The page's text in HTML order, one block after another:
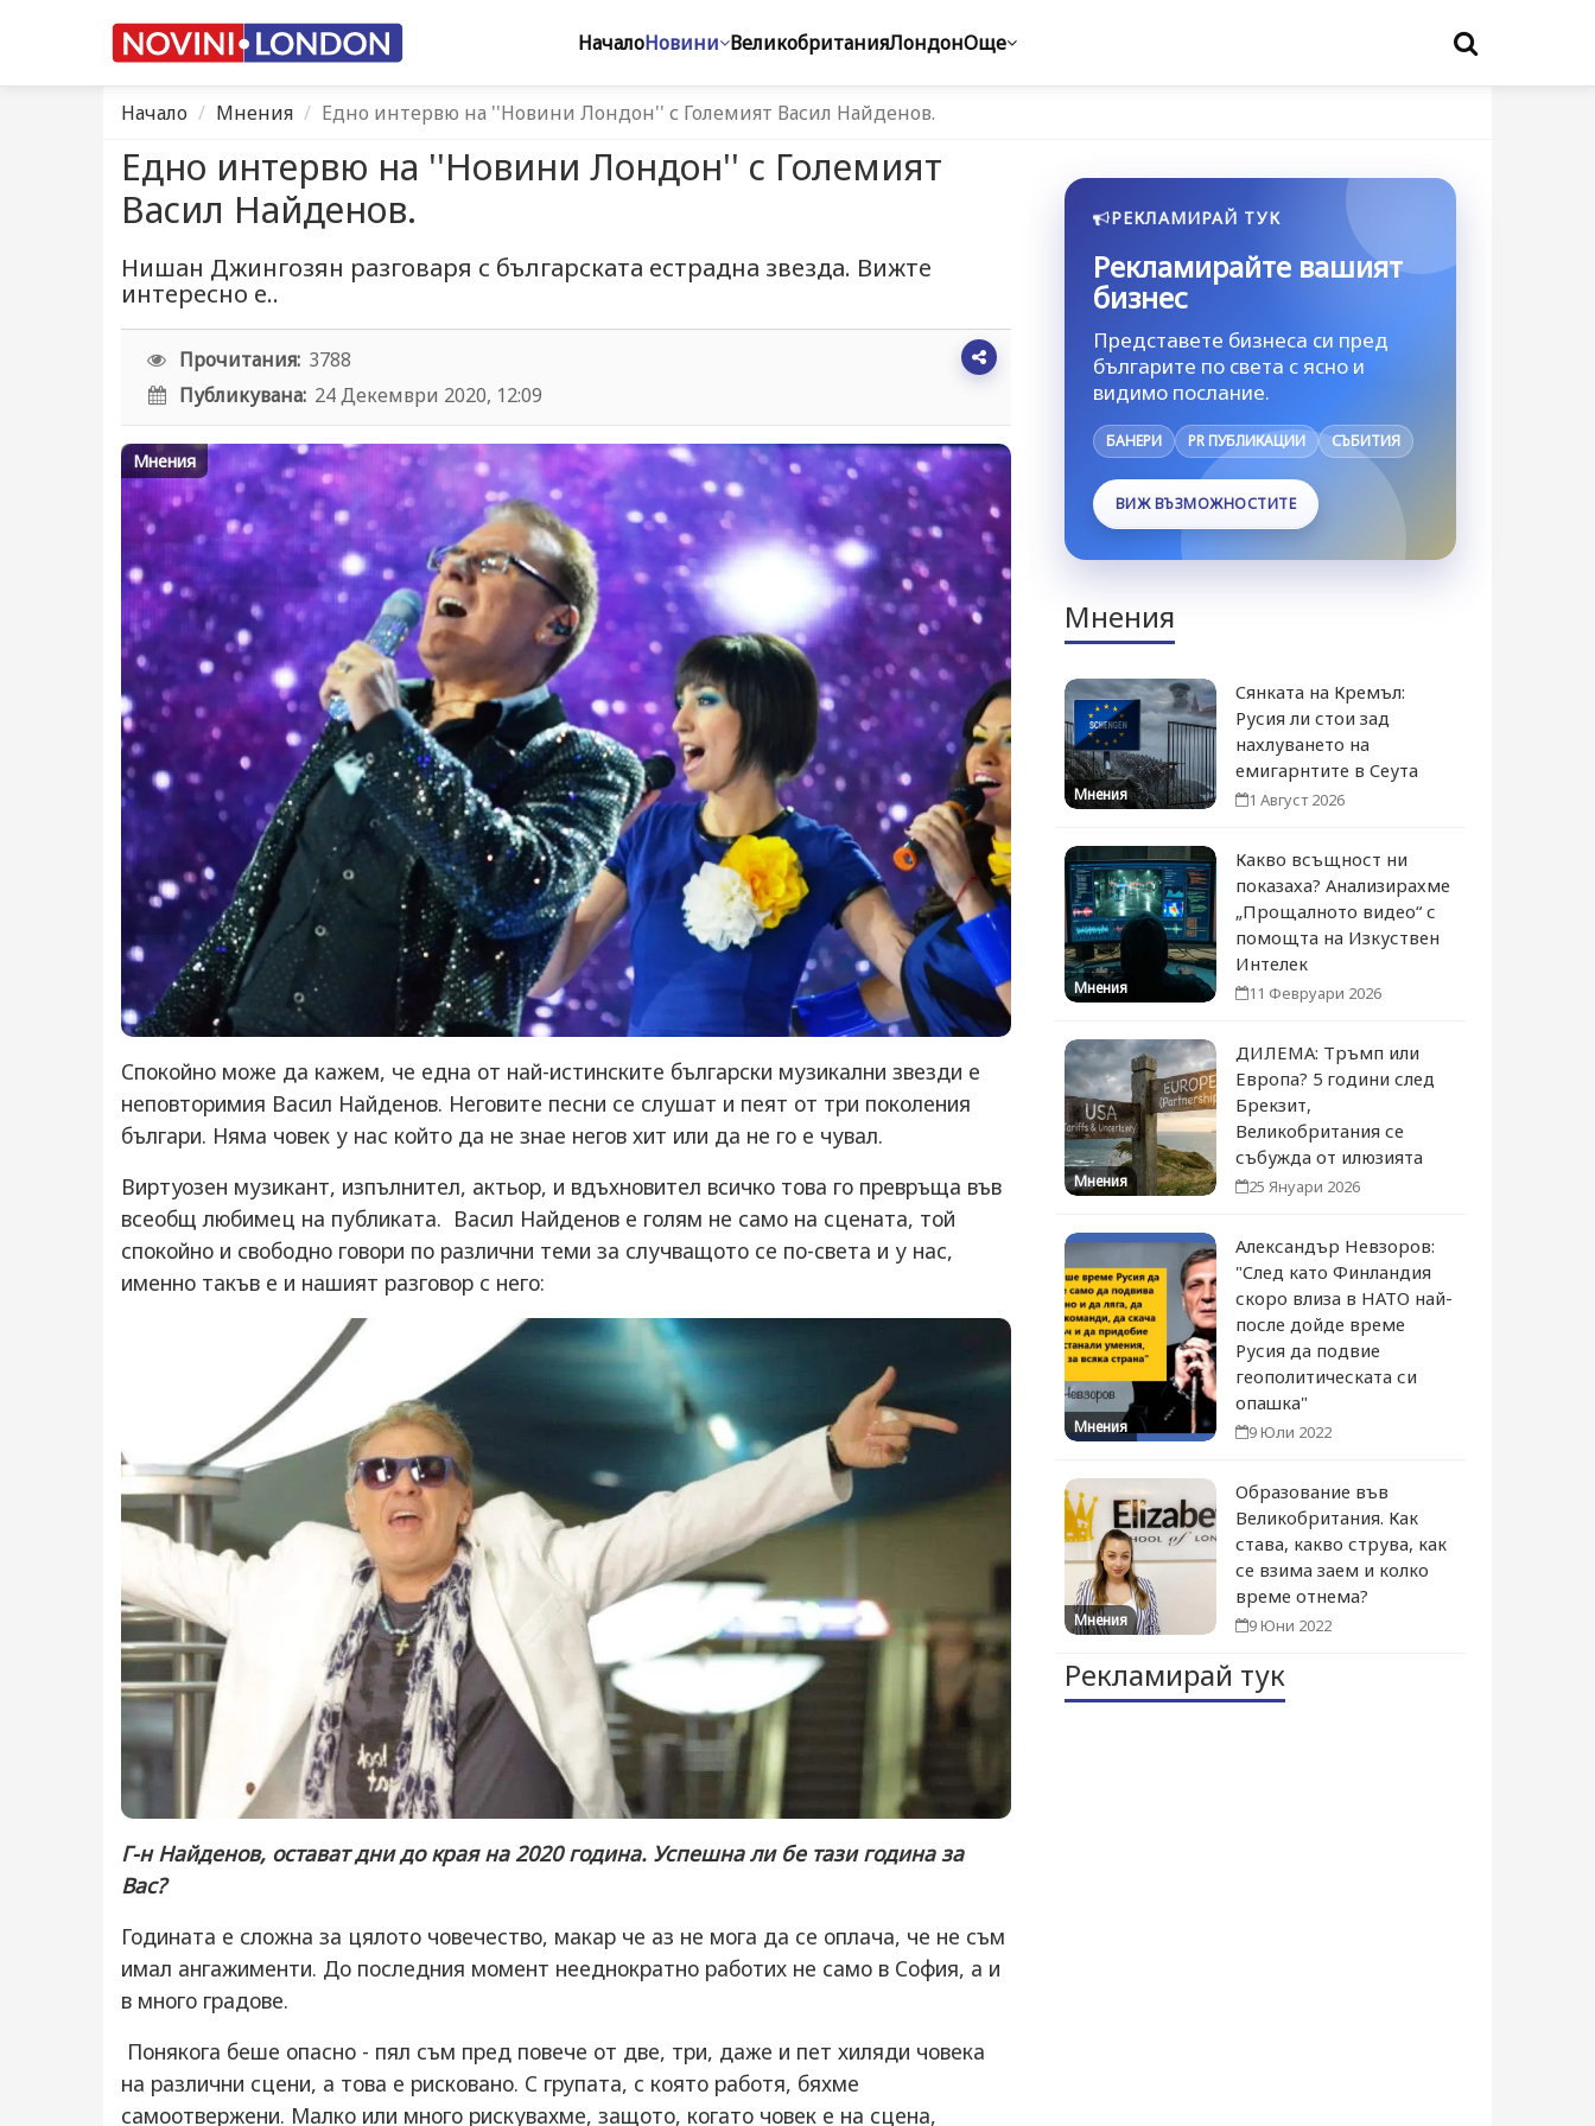
НачалоНовини ВеликобританияЛондонОще
Начало Мнения Едно интервю на ''Новини Лондон'' с Големият Васил Найденов.
Едно интервю на ''Новини Лондон'' с Големият
Васил Найденов.
Нишан Джингозян разговаря с българската естрадна звезда. Вижте
интересно е..
Прочитания: 3788
Публикувана: 24 Декември 2020, 12:09
Мнения
Спокойно може да кажем, че една от най-истинските български музикални звезди е
неповторимия Васил Найденов. Неговите песни се слушат и пеят от три поколения
българи. Няма човек у нас който да не знае негов хит или да не го е чувал.
Виртуозен музикант, изпълнител, актьор, и вдъхновител всичко това го превръща във
всеобщ любимец на публиката. Васил Найденов е голям не само на сцената, той
спокойно и свободно говори по различни теми за случващото се по-света и у нас,
именно такъв е и нашият разговор с него:
Г-н Найденов, остават дни до края на 2020 година. Успешна ли бе тази година за
Вас?
Годината е сложна за цялото човечество, макар че аз не мога да се оплача, че не съм
имал ангажименти. До последния момент нееднократно работих не само в София, а и
в много градове.
Понякога беше опасно - пял съм пред повече от две, три, даже и пет хиляди човека
на различни сцени, а това е рисковано. С групата, с която работя, бяхме
самоотвержени. Малко или много рискувахме, защото, когато човек е на сцена,
РЕКЛАМИРАЙ ТУК
Рекламирайте вашият
бизнес
Представете бизнеса си пред
българите по света с ясно и
видимо послание.
БАНЕРИ PR ПУБЛИКАЦИИ СЪБИТИЯ
ВИЖ ВЪЗМОЖНОСТИТЕ
Мнения
Мнения
Сянката на Кремъл:
Русия ли стои зад
нахлуването на
емигарнтите в Сеута
1 Август 2026
Мнения
Какво всъщност ни
показаха? Анализирахме
„Прощалното видео“ с
помощта на Изкуствен
Интелек
11 Февруари 2026
Мнения
ДИЛЕМА: Тръмп или
Европа? 5 години след
Брекзит,
Великобритания се
събужда от илюзията
25 Януари 2026
Мнения
Александър Невзоров:
"След като Финландия
скоро влиза в НАТО най-
после дойде време
Русия да подвие
геополитическата си
опашка"
9 Юли 2022
Мнения
Образование във
Великобритания. Как
става, какво струва, как
се взима заем и колко
време отнема?
9 Юни 2022
Рекламирай тук